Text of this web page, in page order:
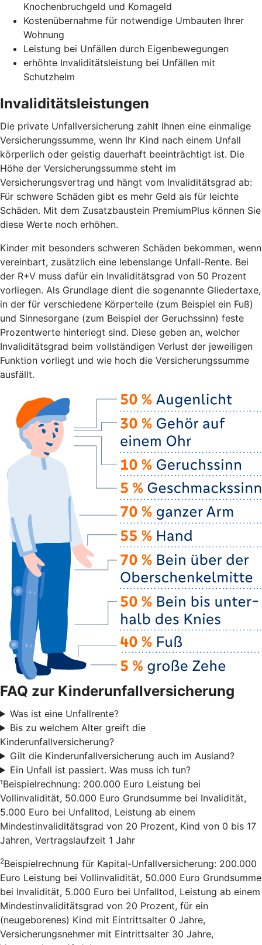
Knochenbruchgeld und Komageld
Kostenübernahme für notwendige Umbauten Ihrer
Wohnung
Leistung bei Unfällen durch Eigenbewegungen
erhöhte Invaliditätsleistung bei Unfällen mit
Schutzhelm
Invaliditätsleistungen
Die private Unfallversicherung zahlt Ihnen eine einmalige
Versicherungssumme, wenn Ihr Kind nach einem Unfall
körperlich oder geistig dauerhaft beeinträchtigt ist. Die
Höhe der Versicherungssumme steht im
Versicherungsvertrag und hängt vom Invaliditätsgrad ab:
Für schwere Schäden gibt es mehr Geld als für leichte
Schäden. Mit dem Zusatzbaustein PremiumPlus können Sie
diese Werte noch erhöhen.
Kinder mit besonders schweren Schäden bekommen, wenn
vereinbart, zusätzlich eine lebenslange Unfall-Rente. Bei
der R+V muss dafür ein Invaliditätsgrad von 50 Prozent
vorliegen. Als Grundlage dient die sogenannte Gliedertaxe,
in der für verschiedene Körperteile (zum Beispiel ein Fuß)
und Sinnesorgane (zum Beispiel der Geruchssinn) feste
Prozentwerte hinterlegt sind. Diese geben an, welcher
Invaliditätsgrad beim vollständigen Verlust der jeweiligen
Funktion vorliegt und wie hoch die Versicherungssumme
ausfällt.
FAQ zur Kinderunfallversicherung
Was ist eine Unfallrente?
Bis zu welchem Alter greift die
Kinderunfallversicherung?
Gilt die Kinderunfallversicherung auch im Ausland?
Ein Unfall ist passiert. Was muss ich tun?
¹Beispielrechnung: 200.000 Euro Leistung bei
Vollinvalidität, 50.000 Euro Grundsumme bei Invalidität,
5.000 Euro bei Unfalltod, Leistung ab einem
Mindestinvaliditätsgrad von 20 Prozent, Kind von 0 bis 17
Jahren, Vertragslaufzeit 1 Jahr
2Beispielrechnung für Kapital-Unfallversicherung: 200.000
Euro Leistung bei Vollinvalidität, 50.000 Euro Grundsumme
bei Invalidität, 5.000 Euro bei Unfalltod, Leistung ab einem
Mindestinvaliditätsgrad von 20 Prozent, für ein
(neugeborenes) Kind mit Eintrittsalter 0 Jahre,
Versicherungsnehmer mit Eintrittsalter 30 Jahre,